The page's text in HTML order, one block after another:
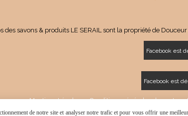
des savons & produits LE SERAIL sont la propriété de
Facebook est
Facebook est
Mentions Légales Conditions générales de vente
de notre site et analyser notre trafic et pour vous offrir une